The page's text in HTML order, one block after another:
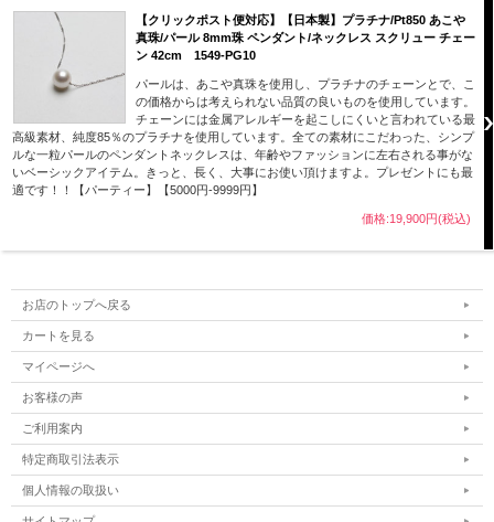
【クリックポスト便対応】【日本製】プラチナ/Pt850 あこや
真珠/パール 8mm珠 ペンダント/ネックレス スクリュー チェー
ン 42cm 1549-PG10
パールは、あこや真珠を使用し、プラチナのチェーンとで、こ
の価格からは考えられない品質の良いものを使用しています。
チェーンには金属アレルギーを起こしにくいと言われている最
高級素材、純度85％のプラチナを使用しています。全ての素材にこだわった、シンプ
ルな一粒パールのペンダントネックレスは、年齢やファッションに左右される事がな
いベーシックアイテム。きっと、長く、大事にお使い頂けますよ。プレゼントにも最
適です！！【パーティー】【5000円-9999円】
価格:19,900円(税込)
お店のトップへ戻る
カートを見る
マイページへ
お客様の声
ご利用案内
特定商取引法表示
個人情報の取扱い